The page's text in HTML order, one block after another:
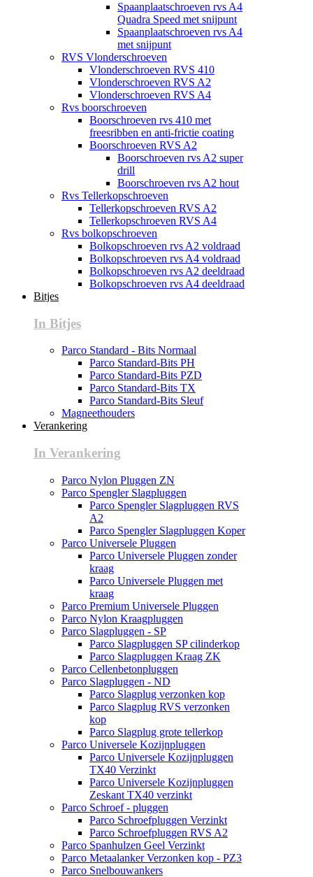
Spaanplaatschroeven rvs A4
Quadra Speed met snijpunt
Spaanplaatschroeven rvs A4
met snijpunt
RVS Vlonderschroeven
Vlonderschroeven RVS 410
Vlonderschroeven RVS A2
Vlonderschroeven RVS A4
Rvs boorschroeven
Boorschroeven rvs 410 met
freesribben en anti-frictie coating
Boorschroeven RVS A2
Boorschroeven rvs A2 super
drill
Boorschroeven rvs A2 hout
Rvs Tellerkopschroeven
Tellerkopschroeven RVS A2
Tellerkopschroeven RVS A4
Rvs bolkopschroeven
Bolkopschroeven rvs A2 voldraad
Bolkopschroeven rvs A4 voldraad
Bolkopschroeven rvs A2 deeldraad
Bolkopschroeven rvs A4 deeldraad
Bitjes
In Bitjes
Parco Standard - Bits Normaal
Parco Standard-Bits PH
Parco Standard-Bits PZD
Parco Standard-Bits TX
Parco Standard-Bits Sleuf
Magneethouders
Verankering
In Verankering
Parco Nylon Pluggen ZN
Parco Spengler Slagpluggen
Parco Spengler Slagpluggen RVS
A2
Parco Spengler Slagpluggen Koper
Parco Universele Pluggen
Parco Universele Pluggen zonder
kraag
Parco Universele Pluggen met
kraag
Parco Premium Universele Pluggen
Parco Nylon Kraagpluggen
Parco Slagpluggen - SP
Parco Slagpluggen SP cilinderkop
Parco Slagpluggen Kraag ZK
Parco Cellenbetonpluggen
Parco Slagpluggen - ND
Parco Slagplug verzonken kop
Parco Slagplug RVS verzonken
kop
Parco Slagplug grote tellerkop
Parco Universele Kozijnpluggen
Parco Universele Kozijnpluggen
TX40 Verzinkt
Parco Universele Kozijnpluggen
Zeskant TX40 verzinkt
Parco Schroef - pluggen
Parco Schroefpluggen Verzinkt
Parco Schroefpluggen RVS A2
Parco Spanhulzen Geel Verzinkt
Parco Metaalanker Verzonken kop - PZ3
Parco Snelbouwankers